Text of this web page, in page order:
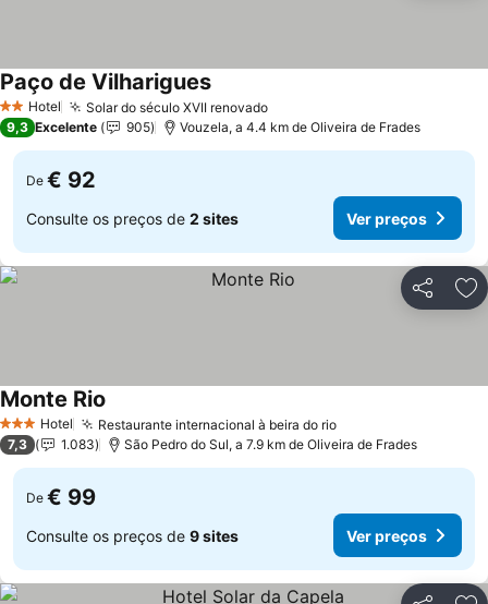
2 Estrelas
Hotel Solar do século XVII renovadoVer preços
Paço de VilhariguesVer preços
9,3 Excelente 905 Vouzela, a 4.4 km de Oliveira de Frades
De € 92
Consulte os preços de 2 sites Ver preços
Partilhar
3 EstrelasHotel Restaurante internacional à beira do rioVer preços
Monte Rio
7,3 1.083 São Pedro do Sul, a 7.9 km de Oliveira de Frades
De € 99
Consulte os preços de 9 sites Ver preços